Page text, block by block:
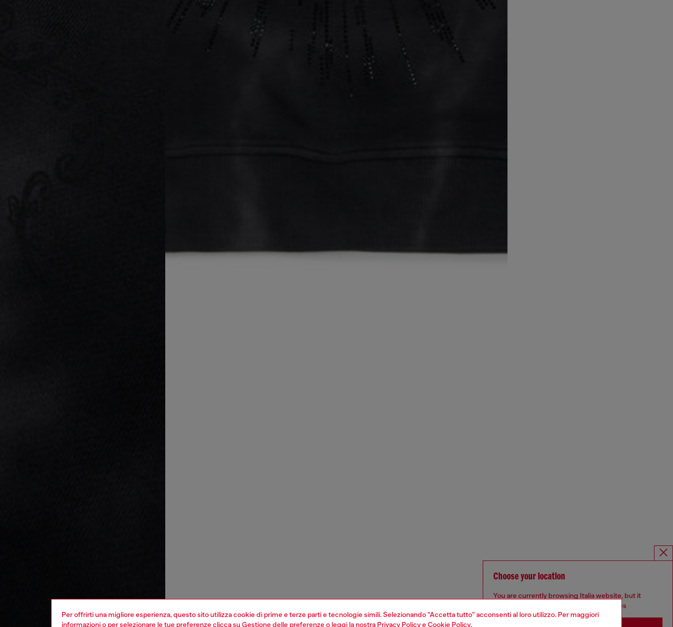
Per offrirti una migliore esperienza, questo sito utilizza cookie di prime e terze parti e tecnologie simili. Selezionando "Accetta tutto" acconsenti al loro utilizzo. Per maggiori
informazioni o per selezionare le tue preferenze clicca su Gestione delle preferenzeo leggi la nostra Privacy PolicyeCookie Policy.
Choose your location
You are currently browsing Italia website, but it
seems you may be based in United States